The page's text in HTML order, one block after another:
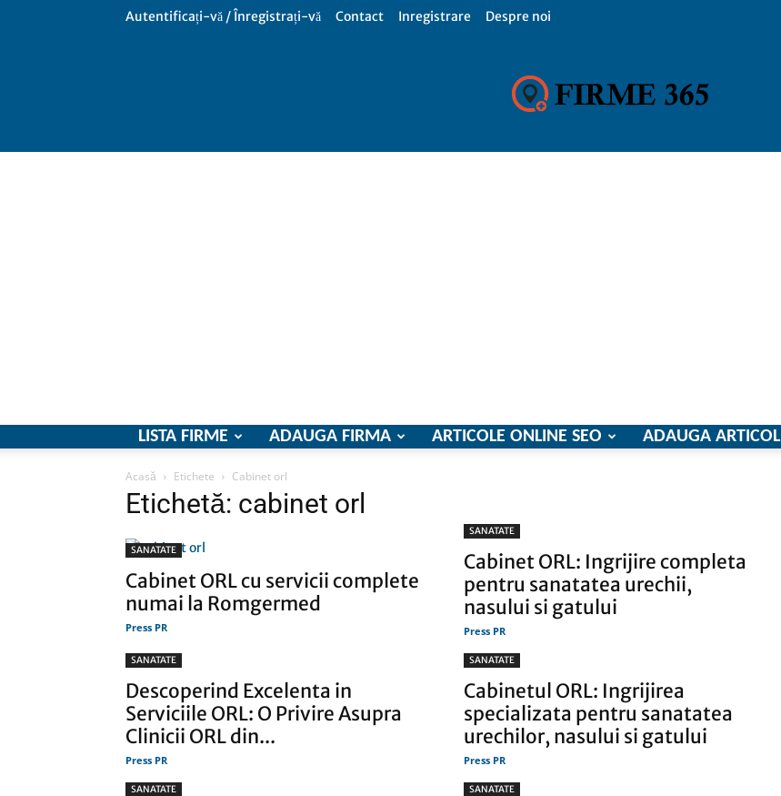
Autentificați-vă / Înregistrați-vă Contact Inregistrare Despre noi
LISTA FIRME ADAUGA FIRMA ARTICOLE ONLINE SEO ADAUGA ARTICOL
Acasă Etichete Cabinet orl
Etichetă: cabinet orl
SANATATE
Cabinet ORL cu servicii complete
numai la Romgermed
Press PR
SANATATE
Cabinet ORL: Ingrijire completa
pentru sanatatea urechii,
nasului si gatului
Press PR
SANATATE
Descoperind Excelenta in
Serviciile ORL: O Privire Asupra
Clinicii ORL din...
Press PR
SANATATE
Cabinetul ORL: Ingrijirea
specializata pentru sanatatea
urechilor, nasului si gatului
Press PR
SANATATE SANATATE